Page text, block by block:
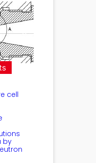
cell
by